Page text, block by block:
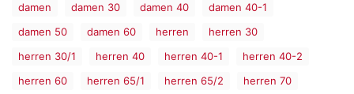
damen
damen 30 damen 40
damen 40-1
damen 50
damen 60 herren
herren 30
herren 30/1
herren 40 herren 40-1
herren 40-2
herren 60
herren 65/1 herren 65/2
herren 70